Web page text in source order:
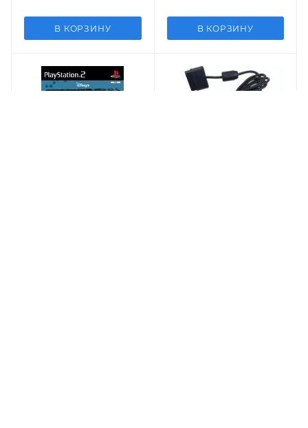
В КОРЗИНУ В КОРЗИНУ